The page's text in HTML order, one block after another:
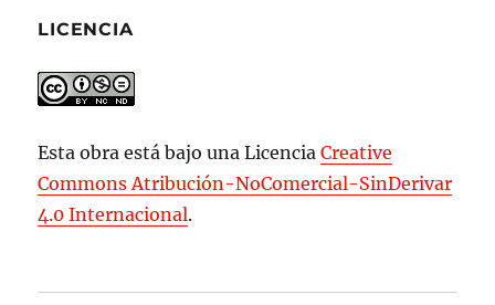
LICENCIA
Esta obra está bajo una LicenciaCreative
Commons Atribución-NoComercial-SinDerivar
4.0 Internacional.